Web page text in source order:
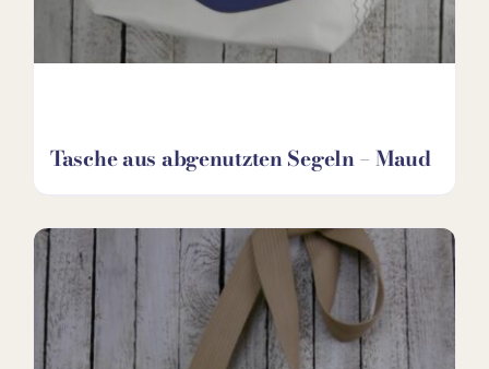
Tasche aus abgenutzten Segeln – Maud